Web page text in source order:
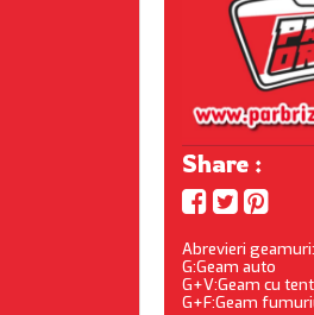
Share :
Abrevieri geamuri:
G:Geam auto
G+V:Geam cu
G+F:Geam